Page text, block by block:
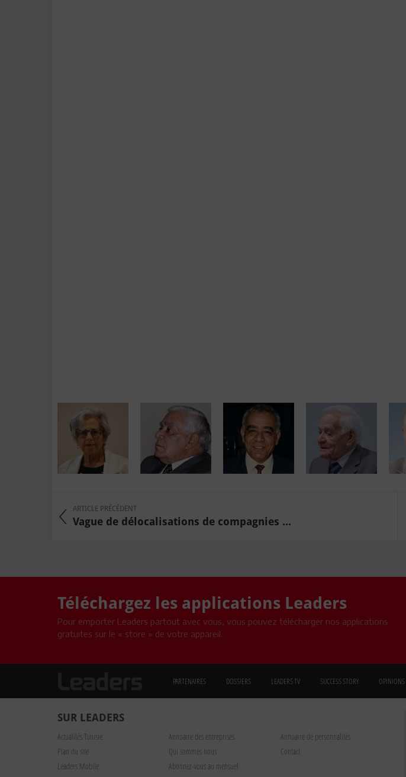
ARTICLE PRÉCÉDENT
Vague de délocalisations de compagnies ...
Téléchargez les applications Leaders
Pour emporter Leaders partout avec vous, vous pouvez télécharger nos applications
gratuites sur le « store » de votre appareil.
PARTENAIRES DOSSIERS LEADERS TV SUCCESS STORY OPINIONS
SUR LEADERS
Actualités Tunisie Annuaire des entreprises
Annuaire de personnalités
Plan du site
Qui sommes nous
Contact
Leaders Mobile
Abonnez-vous au mensuel